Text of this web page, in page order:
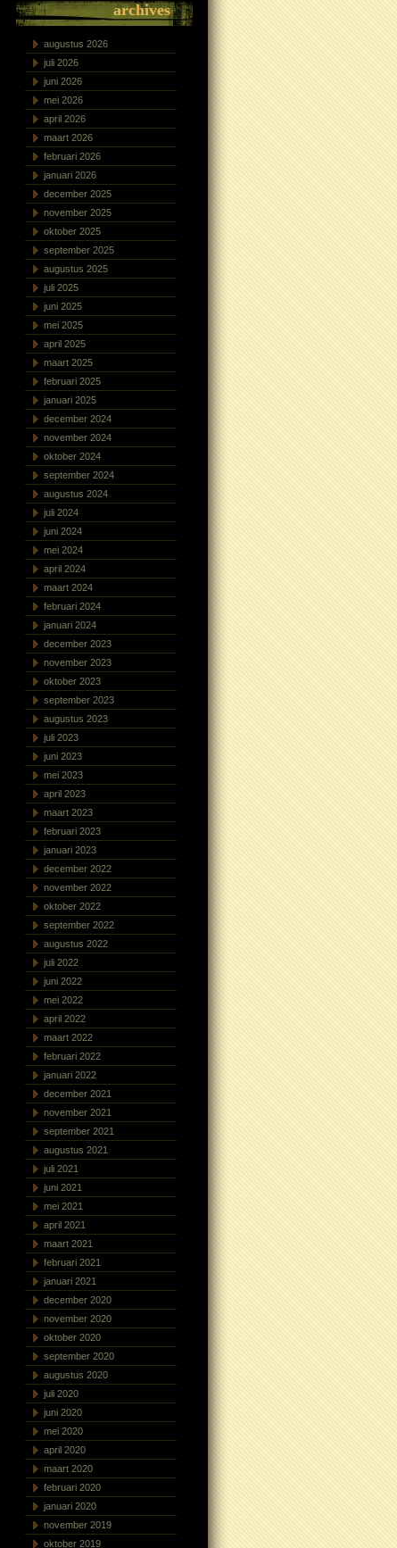
archives
augustus 2026
juli 2026
juni 2026
mei 2026
april 2026
maart 2026
februari 2026
januari 2026
december 2025
november 2025
oktober 2025
september 2025
augustus 2025
juli 2025
juni 2025
mei 2025
april 2025
maart 2025
februari 2025
januari 2025
december 2024
november 2024
oktober 2024
september 2024
augustus 2024
juli 2024
juni 2024
mei 2024
april 2024
maart 2024
februari 2024
januari 2024
december 2023
november 2023
oktober 2023
september 2023
augustus 2023
juli 2023
juni 2023
mei 2023
april 2023
maart 2023
februari 2023
januari 2023
december 2022
november 2022
oktober 2022
september 2022
augustus 2022
juli 2022
juni 2022
mei 2022
april 2022
maart 2022
februari 2022
januari 2022
december 2021
november 2021
september 2021
augustus 2021
juli 2021
juni 2021
mei 2021
april 2021
maart 2021
februari 2021
januari 2021
december 2020
november 2020
oktober 2020
september 2020
augustus 2020
juli 2020
juni 2020
mei 2020
april 2020
maart 2020
februari 2020
januari 2020
november 2019
oktober 2019